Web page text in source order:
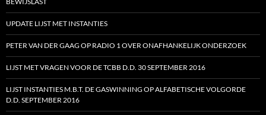
UPDATE LIJST MET INSTANTIES
PETER VAN DER GAAG OP RADIO 1 OVER ONAFHANKELIJK ONDERZOEK
LIJST MET VRAGEN VOOR DE TCBB D.D. 30 SEPTEMBER 2016
LIJST INSTANTIES M.B.T. DE GASWINNING OP ALFABETISCHE VOLGORDE
D.D. SEPTEMBER 2016